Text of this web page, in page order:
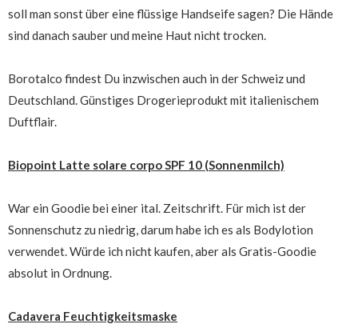
soll man sonst über eine flüssige Handseife sagen? Die Hände
sind danach sauber und meine Haut nicht trocken.
Borotalco findest Du inzwischen auch in der Schweiz und
Deutschland. Günstiges Drogerieprodukt mit italienischem
Duftflair.
Biopoint Latte solare corpo SPF 10 (Sonnenmilch)
War ein Goodie bei einer ital. Zeitschrift. Für mich ist der
Sonnenschutz zu niedrig, darum habe ich es als Bodylotion
verwendet. Würde ich nicht kaufen, aber als Gratis-Goodie
absolut in Ordnung.
Cadavera Feuchtigkeitsmaske